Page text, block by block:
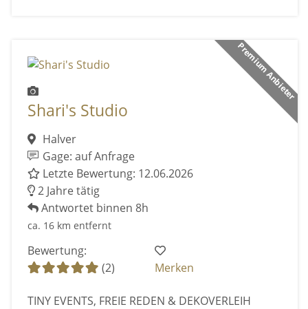
Premium Anbieter
Shari's Studio
Halver
Gage: auf Anfrage
Letzte Bewertung: 12.06.2026
2 Jahre tätig
Antwortet binnen 8h
ca. 16 km entfernt
Bewertung:
(2)
Merken
TINY EVENTS, FREIE REDEN & DEKOVERLEIH